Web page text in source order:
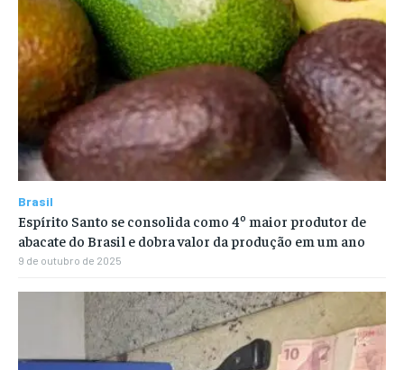
Brasil
Espírito Santo se consolida como 4º maior produtor de
abacate do Brasil e dobra valor da produção em um ano
9 de outubro de 2025